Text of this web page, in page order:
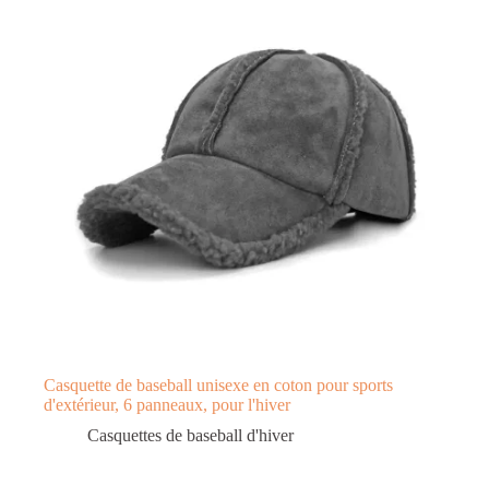
Casquette de baseball unisexe en coton pour sports
d'extérieur, 6 panneaux, pour l'hiver
Casquettes de baseball d'hiver